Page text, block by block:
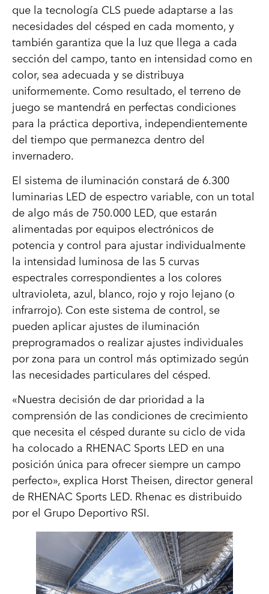
que la tecnología CLS puede adaptarse a las
necesidades del césped en cada momento, y
también garantiza que la luz que llega a cada
sección del campo, tanto en intensidad como en
color, sea adecuada y se distribuya
uniformemente. Como resultado, el terreno de
juego se mantendrá en perfectas condiciones
para la práctica deportiva, independientemente
del tiempo que permanezca dentro del
invernadero.
El sistema de iluminación constará de 6.300
luminarias LED de espectro variable, con un total
de algo más de 750.000 LED, que estarán
alimentadas por equipos electrónicos de
potencia y control para ajustar individualmente
la intensidad luminosa de las 5 curvas
espectrales correspondientes a los colores
ultravioleta, azul, blanco, rojo y rojo lejano (o
infrarrojo). Con este sistema de control, se
pueden aplicar ajustes de iluminación
preprogramados o realizar ajustes individuales
por zona para un control más optimizado según
las necesidades particulares del césped.
«Nuestra decisión de dar prioridad a la
comprensión de las condiciones de crecimiento
que necesita el césped durante su ciclo de vida
ha colocado a RHENAC Sports LED en una
posición única para ofrecer siempre un campo
perfecto», explica Horst Theisen, director general
de RHENAC Sports LED. Rhenac es distribuido
por el Grupo Deportivo RSI.